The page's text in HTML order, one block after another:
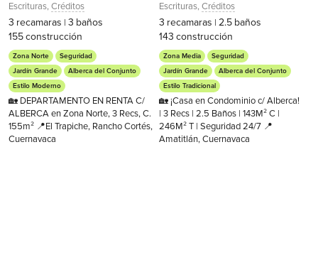
Escrituras,Créditos
3 recamaras | 3 baños
155construcción
Zona Norte
Seguridad
Jardín Grande
Alberca del Conjunto
Estilo Moderno
🏡 DEPARTAMENTO EN RENTA C/
ALBERCA en Zona Norte, 3 Recs, C.
155m² 📍El Trapiche, Rancho Cortés,
Cuernavaca
Escrituras,Créditos
3 recamaras | 2.5 baños
143 construcción
Zona Media
Seguridad
Jardín Grande
Alberca del Conjunto
Estilo Tradicional
🏡 ¡Casa en Condominio c/ Alberca!
| 3 Recs | 2.5 Baños | 143M² C |
246M² T | Seguridad 24/7 📍
Amatitlán, Cuernavaca